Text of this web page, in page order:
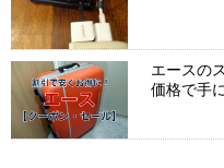
エースの
価格で手